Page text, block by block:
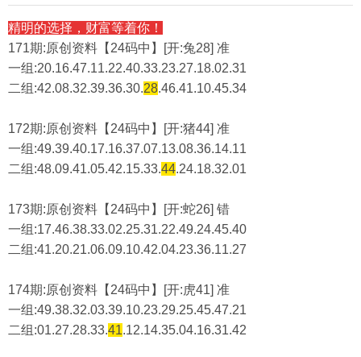
精明的选择，财富等着你！
171期:原创资料【24码中】[开:兔28] 准
一组:20.16.47.11.22.40.33.23.27.18.02.31
二组:42.08.32.39.36.30.28.46.41.10.45.34
172期:原创资料【24码中】[开:猪44] 准
一组:49.39.40.17.16.37.07.13.08.36.14.11
二组:48.09.41.05.42.15.33.44.24.18.32.01
173期:原创资料【24码中】[开:蛇26] 错
一组:17.46.38.33.02.25.31.22.49.24.45.40
二组:41.20.21.06.09.10.42.04.23.36.11.27
174期:原创资料【24码中】[开:虎41] 准
一组:49.38.32.03.39.10.23.29.25.45.47.21
二组:01.27.28.33.41.12.14.35.04.16.31.42